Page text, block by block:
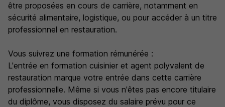
être proposées en cours de carrière, notamment en
sécurité alimentaire, logistique, ou pour accéder à un titre
professionnel en restauration.
Vous suivrez une formation rémunérée :
L'entrée en formation cuisinier et agent polyvalent de
restauration marque votre entrée dans cette carrière
professionnelle. Même si vous n'êtes pas encore titulaire
du diplôme, vous disposez du salaire prévu pour ce